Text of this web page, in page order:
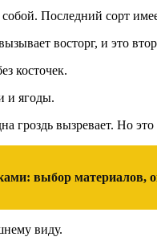
Последний сорт
восторг, и это
косточек.
и ягоды.
гроздь вызревает. Но
выбор материалов,
виду.